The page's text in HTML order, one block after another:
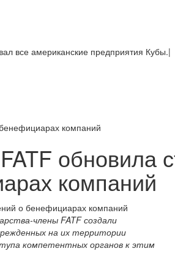
все американские предприятия Кубы.|
компаний
обновила
компаний
члены FATF создали
на их территории
компетентных органов к этим